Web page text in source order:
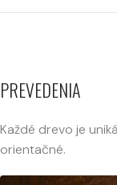
PREVEDENIA
Každé drevo je
orientačné.